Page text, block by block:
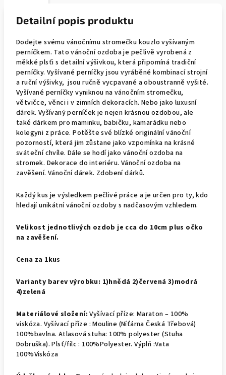
Detailní popis produktu
Dodejte svému vánočnímu stromečku kouzlo vyšívaným
perníčkem. Tato vánoční ozdoba je pečlivě vyrobená z
měkké plsťi s detailní výšivkou, která připomíná tradiční
perníčky. Vyšívané perníčky jsou vyráběné kombinací strojní
a ruční výšivky, jsou ručně vycpavané a oboustranně vyšité.
Vyšívané perníčky vyniknou na vánočním stromečku,
větvičce, věnci i v zimních dekoracích. Nebo jako luxusní
dárek. Vyšívaný perníček je nejen krásnou ozdobou, ale
také dárkem pro maminku, babičku, kamarádku nebo
kolegyni z práce. Potěšte své blízké originální vánoční
pozorností, která jim zůstane jako vzpomínka na krásné
sváteční chvíle. Dále se hodí jako vánoční ozdoba na
stromek. Dekorace do interiéru. Vánoční ozdoba na
zavěšení. Vánoční dárek. Zdobení dárků.
Každý kus je výsledkem pečlivé práce a je určen pro ty, kdo
hledají unikátní vánoční ozdoby s nadčasovým vzhledem.
Velikost jednotlivých ozdob je cca do 10cm plus očko
na zavěšení.
Cena za 1kus
Varianty barev výrobku: 1)hnědá 2)červená 3)modrá
4)zelená
Materiálové složení: Vyšívací příze: Maraton – 100%
viskóza. Vyšívací příze : Mouline (Níťárna Česká Třebová)
100%bavlna. Atlasová stuha: 100% polyester (Stuha
Dobruška). Plsť/filc : 100%Polyester. Výplň :Vata
100%Viskóza